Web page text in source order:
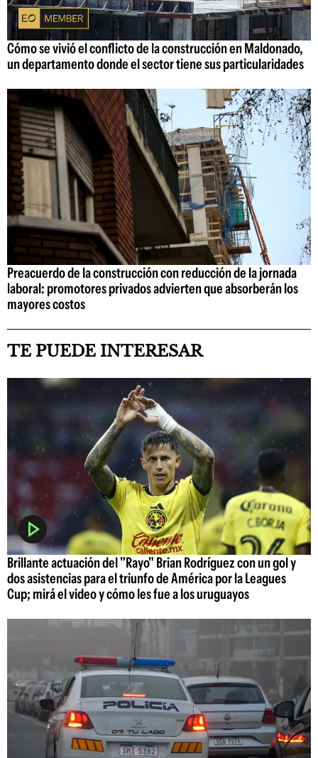
Cómo se vivió el conflicto de la construcción en Maldonado,
un departamento donde el sector tiene sus particularidades
Preacuerdo de la construcción con reducción de la jornada
laboral: promotores privados advierten que absorberán los
mayores costos
TE PUEDE INTERESAR
Brillante actuación del "Rayo" Brian Rodríguez con un gol y
dos asistencias para el triunfo de América por la Leagues
Cup; mirá el video y cómo les fue a los uruguayos